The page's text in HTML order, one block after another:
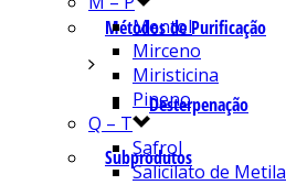
Métodos de Purificação
Desterpenação
Subprodutos
Mentol
Mirceno
Miristicina
Pineno
Q – T
Safrol
Salicilato de Metila